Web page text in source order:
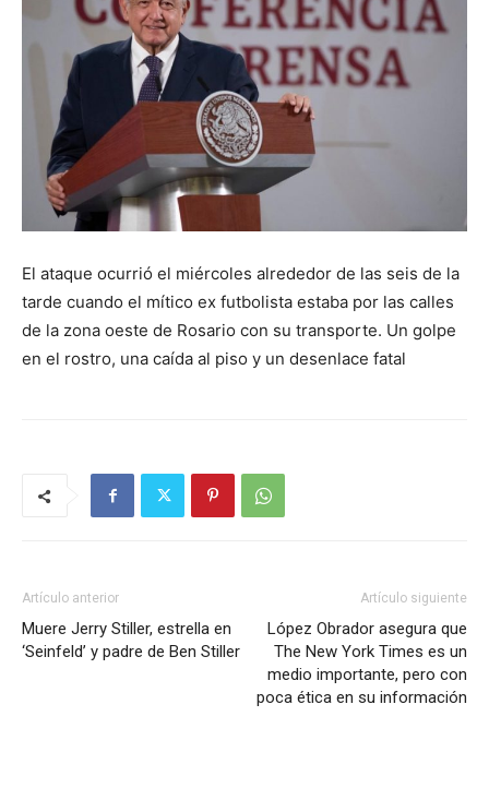
El ataque ocurrió el miércoles alrededor de las seis de la
tarde cuando el mítico ex futbolista estaba por las calles
de la zona oeste de Rosario con su transporte. Un golpe
en el rostro, una caída al piso y un desenlace fatal
Artículo anterior
Muere Jerry Stiller, estrella en
‘Seinfeld’ y padre de Ben Stiller
Artículo siguiente
López Obrador asegura que
The New York Times es un
medio importante, pero con
poca ética en su información